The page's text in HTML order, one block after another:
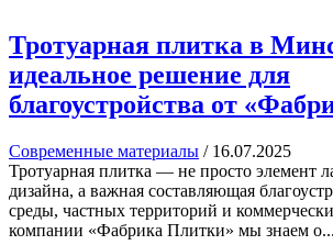
Тротуарная плитка в
идеальное решение для
благоустройства от
Современные материалы / 16.07.2025
Тротуарная плитка — не просто элемент
дизайна, а важная составляющая
среды, частных территорий и
компании «Фабрика Плитки» мы знаем о...